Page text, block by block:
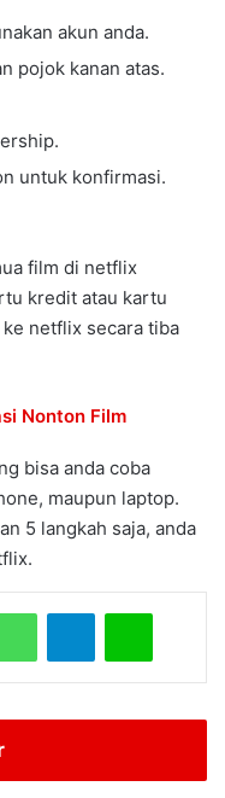
akun anda.
pojok kanan atas.
untuk konfirmasi.
film di netflix
kredit atau kartu
netflix secara tiba
Nonton Film
bisa anda coba
maupun laptop.
5 langkah saja, anda
WhatsAppTelegramLine